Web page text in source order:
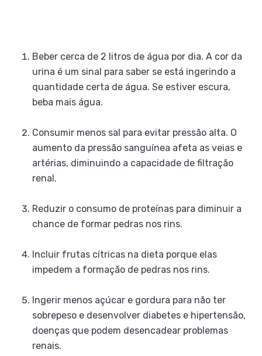
Beber cerca de 2 litros de água por dia. A cor da
urina é um sinal para saber se está ingerindo a
quantidade certa de água. Se estiver escura,
beba mais água.
Consumir menos sal para evitar pressão alta. O
aumento da pressão sanguínea afeta as veias e
artérias, diminuindo a capacidade de filtração
renal.
Reduzir o consumo de proteínas para diminuir a
chance de formar pedras nos rins.
Incluir frutas cítricas na dieta porque elas
impedem a formação de pedras nos rins.
Ingerir menos açúcar e gordura para não ter
sobrepeso e desenvolver diabetes e hipertensão,
doenças que podem desencadear problemas
renais.